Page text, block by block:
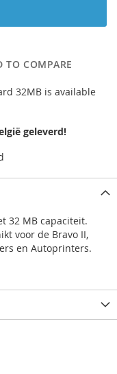
TO COMPARE
32MB is available
geleverd!
32 MB capaciteit.
voor de Bravo II,
en Autoprinters.